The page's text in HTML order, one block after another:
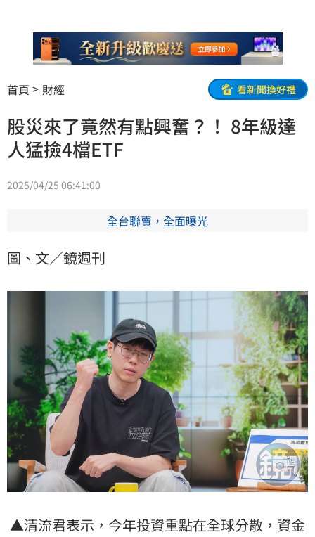
首頁 財經 看新聞換好禮
股災來了竟然有點興奮？！ 8年級達
人猛撿4檔ETF
2025/04/25 06:41:00
全台聯賣，全面曝光
圖、文／鏡週刊
▲清流君表示，今年投資重點在全球分散，資金